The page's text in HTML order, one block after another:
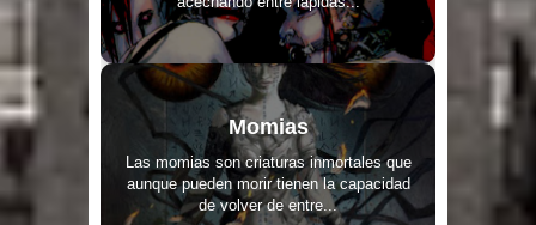
Momias
Las momias son criaturas inmortales que
aunque pueden morir tienen la capacidad
de volver de entre...